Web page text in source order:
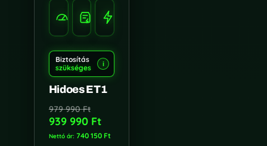
KM/H
HATÓTÁV
Biztosítás
szükséges
i
Hidoes ET1
979 990Ft
939 990 Ft
Nettó ár: 740 150 Ft